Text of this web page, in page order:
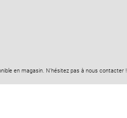
en magasin. N’hésitez pas à nous contacter !